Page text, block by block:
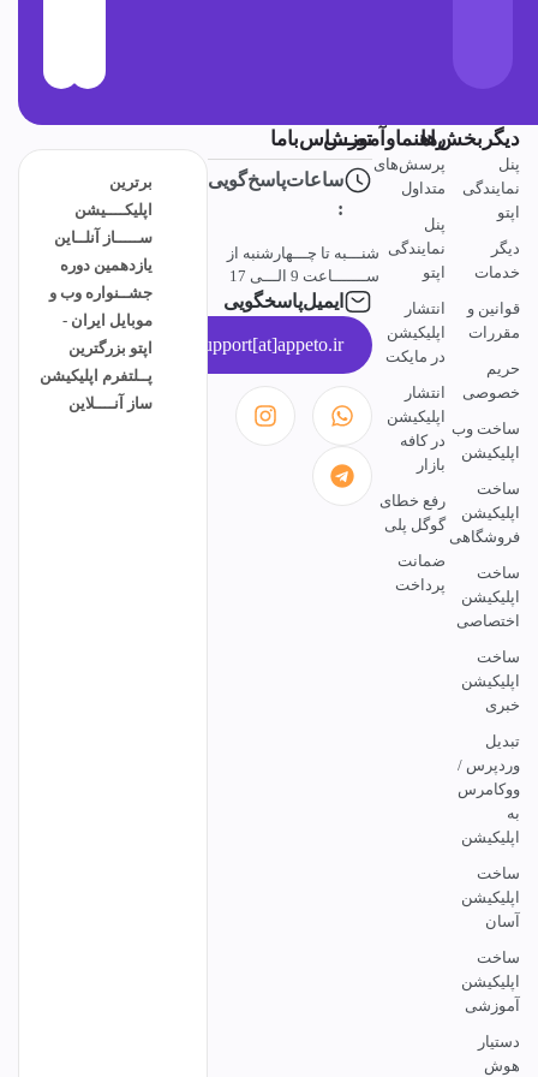
دیگربخش‌ها
پنل
نمایندگی
اپتو
دیگر
خدمات
قوانین و
مقررات
حریم
خصوصی
ساخت وب
اپلیکیشن
ساخت
اپلیکیشن
فروشگاهی
ساخت
اپلیکیشن
اختصاصی
ساخت
اپلیکیشن
خبری
تبدیل
وردپرس /
ووکامرس
به
اپلیکیشن
ساخت
اپلیکیشن
آسان
ساخت
اپلیکیشن
آموزشی
دستیار
هوش
راهنماوآموزش
پرسش‌های
متداول
پنل
نمایندگی
اپتو
انتشار
اپلیکیشن
در مایکت
انتشار
اپلیکیشن
در کافه
بازار
رفع خطای
گوگل پلی
ضمانت
پرداخت
تمــــاس‌باما
ساعات‌پاسخ‌گویی
:
شنـــبه تا چـــهارشنبه از
ســـــــاعت 9 الـــی 17
ایمیل‌پاسخگویی
support[at]appeto.ir
برترین
اپلیکــــیشن
ســـــاز آنلــاین
یازدهمین دوره
جشــنواره وب و
موبایل ایران -
اپتو بزرگترین
پــلتفرم اپلیکیشن
ساز آنــــلاین